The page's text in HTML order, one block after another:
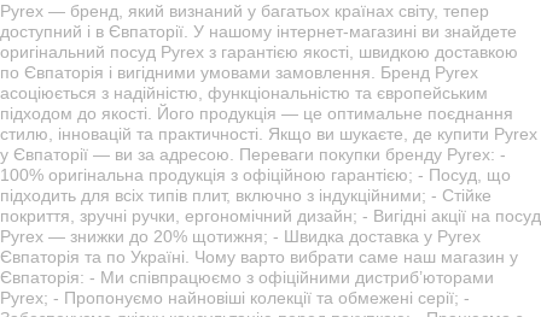
Pyrex — бренд, який визнаний у багатьох країнах світу, тепер
доступний і в Євпаторії. У нашому інтернет-магазині ви знайдете
оригінальний посуд Pyrex з гарантією якості, швидкою доставкою
по Євпаторія і вигідними умовами замовлення. Бренд Pyrex
асоціюється з надійністю, функціональністю та європейським
підходом до якості. Його продукція — це оптимальне поєднання
стилю, інновацій та практичності. Якщо ви шукаєте, де купити Pyrex
у Євпаторії — ви за адресою. Переваги покупки бренду Pyrex: -
100% оригінальна продукція з офіційною гарантією; - Посуд, що
підходить для всіх типів плит, включно з індукційними; - Стійке
покриття, зручні ручки, ергономічний дизайн; - Вигідні акції на посуд
Pyrex — знижки до 20% щотижня; - Швидка доставка у Pyrex
Євпаторія та по Україні. Чому варто вибрати саме наш магазин у
Євпаторія: - Ми співпрацюємо з офіційними дистриб’юторами
Pyrex; - Пропонуємо найновіші колекції та обмежені серії; -